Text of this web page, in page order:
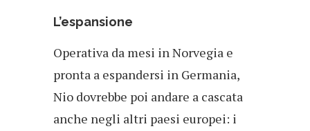
L’espansione
Operativa da mesi in Norvegia e
pronta a espandersi in Germania,
Nio dovrebbe poi andare a cascata
anche negli altri paesi europei: i